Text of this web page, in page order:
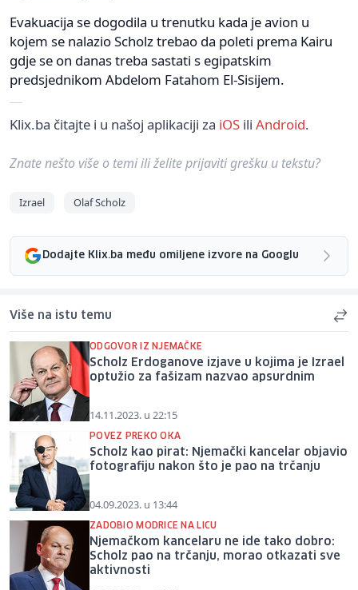
Evakuacija se dogodila u trenutku kada je avion u
kojem se nalazio Scholz trebao da poleti prema Kairu
gdje se on danas treba sastati s egipatskim
predsjednikom Abdelom Fatahom El-Sisijem.
Klix.ba čitajte i u našoj aplikaciji za iOS ili Android.
Znate nešto više o temi ili želite prijaviti grešku u tekstu?
Izrael Olaf Scholz
Dodajte Klix.ba među omiljene izvore na Googlu
Više na istu temu
ODGOVOR IZ NJEMAČKE
Scholz Erdoganove izjave u kojima je Izrael
optužio za fašizam nazvao apsurdnim
14.11.2023. u 22:15
POVEZ PREKO OKA
Scholz kao pirat: Njemački kancelar objavio
fotografiju nakon što je pao na trčanju
04.09.2023. u 13:44
ZADOBIO MODRICE NA LICU
Njemačkom kancelaru ne ide tako dobro:
Scholz pao na trčanju, morao otkazati sve
aktivnosti